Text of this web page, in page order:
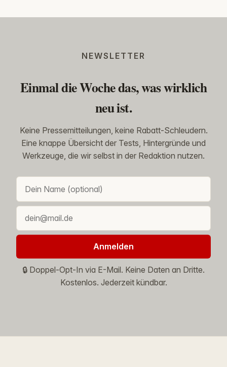
NEWSLETTER
Einmal die Woche das, was wirklich
neu ist.
Keine Pressemitteilungen, keine Rabatt-Schleudern.
Eine knappe Übersicht der Tests, Hintergründe und
Werkzeuge, die wir selbst in der Redaktion nutzen.
Anmelden
🔒 Doppel-Opt-In via E-Mail. Keine Daten an Dritte.
Kostenlos. Jederzeit kündbar.